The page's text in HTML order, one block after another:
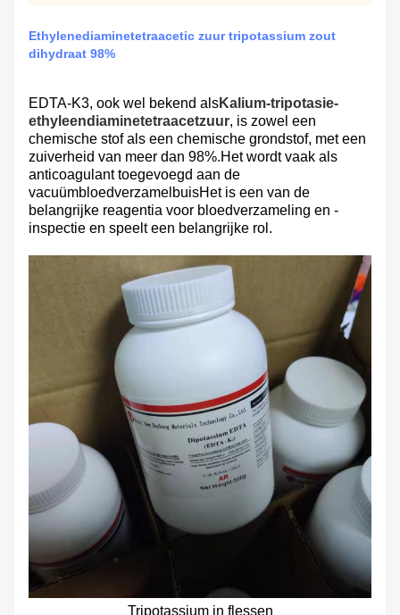
Ethylenediaminetetraacetic zuur tripotassium zout
dihydraat 98%
EDTA-K3, ook wel bekend alsKalium-tripotasie-
ethyleendiaminetetraacetzuur, is zowel een
chemische stof als een chemische grondstof, met een
zuiverheid van meer dan 98%.Het wordt vaak als
anticoagulant toegevoegd aan de
vacuümbloedverzamelbuisHet is een van de
belangrijke reagentia voor bloedverzameling en -
inspectie en speelt een belangrijke rol.
Tripotassium in flessen